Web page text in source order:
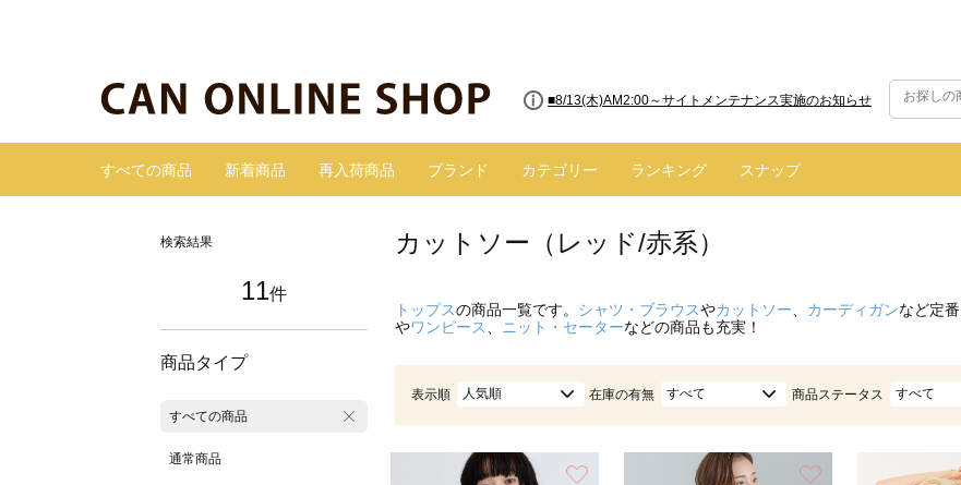
■8/13(木)AM2:00～サイトメンテナンス実施のお知らせ
すべての商品 新着商品 再入荷商品 ブランド カテゴリー ランキング スナップ
検索結果
11件
商品タイプ
すべての商品
通常商品
カットソー（レッド/赤系）
トップスの商品一覧です。 シャツ・ブラウスやカットソー カーディガンなど定
やワンピース ニット・セーターなどの商品も充実！
表示順 人気順 在庫の有無 すべて 商品ステータス すべて